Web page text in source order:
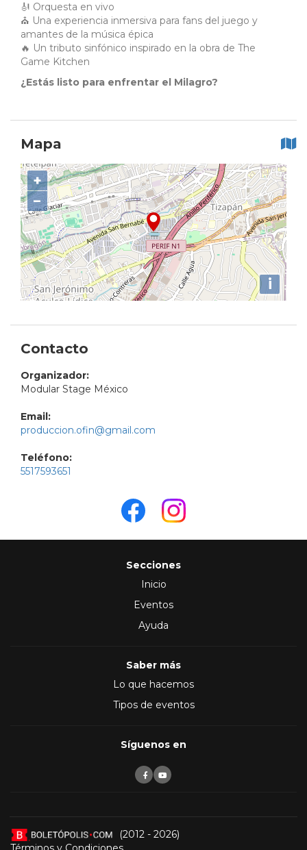
🎻 Orquesta en vivo
⛪ Una experiencia inmersiva para fans del juego y
amantes de la música épica
🔥 Un tributo sinfónico inspirado en la obra de The
Game Kitchen
¿Estás listo para enfrentar el Milagro?
Mapa
+
−
i
Contacto
Organizador:
Modular Stage México
Email:
produccion.ofin@gmail.com
Teléfono:
5517593651
Secciones
Inicio
Eventos
Ayuda
Saber más
Lo que hacemos
Tipos de eventos
Síguenos en
(2012 - 2026)